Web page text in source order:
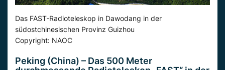
Das FAST-Radioteleskop in Dawodang in der
südostchinesischen Provinz Guizhou
Copyright: NAOC
Peking (China) – Das 500 Meter